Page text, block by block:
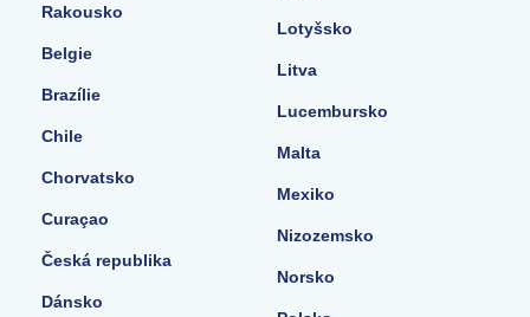
Rakousko
Belgie
Brazílie
Chile
Chorvatsko
Curaçao
Česká republika
Dánsko
Lotyšsko
Litva
Lucembursko
Malta
Mexiko
Nizozemsko
Norsko